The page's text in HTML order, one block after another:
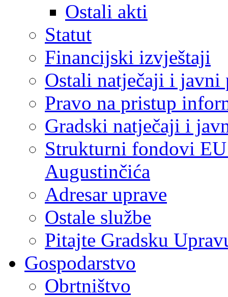
Ostali akti
Statut
Financijski izvještaji
Ostali natječaji i javni
Pravo na pristup
Gradski natječaji i
Strukturni fondovi
Augustinčića
Adresar uprave
Ostale službe
Pitajte Gradsku
Gospodarstvo
Obrtništvo